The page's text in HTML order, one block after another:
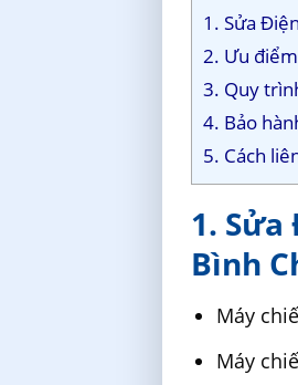
1. Sửa
2. Ưu
3. Quy
4. Bảo
5. Cách
1.
Bình
Máy
Máy